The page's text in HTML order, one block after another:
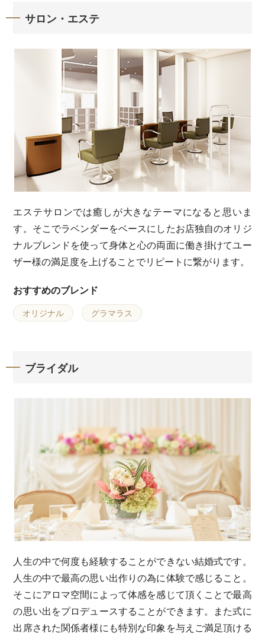
サロン・エステ
エステサロンでは癒しが大きなテーマになると思いま
す。そこでラベンダーをベースにしたお店独自のオリジ
ナルブレンドを使って身体と心の両面に働き掛けてユー
ザー様の満足度を上げることでリピートに繋がります。
おすすめのブレンド
オリジナル グラマラス
ブライダル
人生の中で何度も経験することができない結婚式です。
人生の中で最高の思い出作りの為に体験で感じること。
そこにアロマ空間によって体感を感じて頂くことで最高
の思い出をプロデュースすることができます。また式に
出席された関係者様にも特別な印象を与えご満足頂ける